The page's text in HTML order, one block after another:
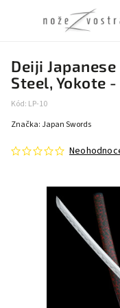
Deiji
Steel, Yokote
Kód: LP-10
Značka:Japan Swords